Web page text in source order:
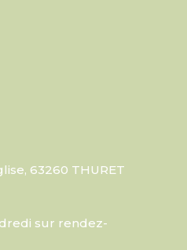
63260 THURET
sur rendez-